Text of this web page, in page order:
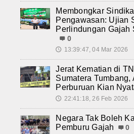
Membongkar
Pengawasan: Ujian
Perlindungan Gajah
0
🕔 13:39:47, 04 Mar 2026
Jerat Kematian di
Sumatera Tumbang,
Perburuan Kian
🕔 22:41:18, 26 Feb 2026
Negara Tak Boleh
Pemburu Gajah
0